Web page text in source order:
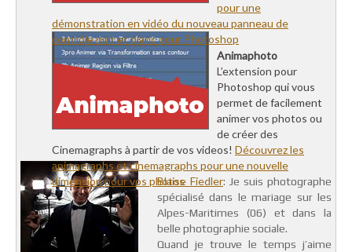
pour une
démonstration en vidéo du nouveau panneau de
contrôle noir et blanc pour Photoshop
Animaphoto
L’extension pour
Photoshop qui vous
permet de facilement
animer vos photos ou
de créer des
Cinemagraphs à partir de vos videos! Découvrez les
animagraphs et cinemagraphs pour une nouvelle
dimension pour vos photosBlaise Fiedler: Je suis photographe
spécialisé dans le mariage sur les
Alpes-Maritimes (06) et dans la
belle photographie sociale.
Quand je trouve le temps j’aime